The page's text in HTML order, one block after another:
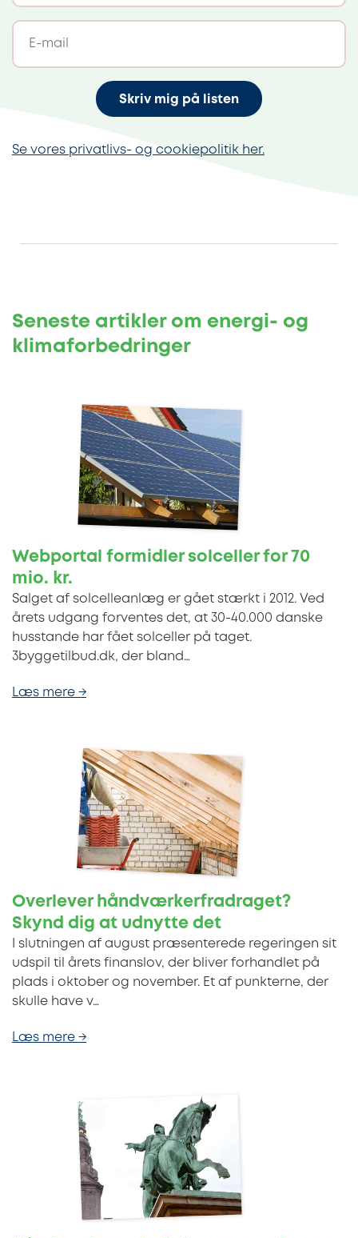
Skriv mig på listen
Se vores privatlivs- og cookiepolitik her.
Seneste artikler om energi- og
klimaforbedringer
Webportal formidler solceller for 70
mio. kr.
Salget af solcelleanlæg er gået stærkt i 2012. Ved
årets udgang forventes det, at 30-40.000 danske
husstande har fået solceller på taget.
3byggetilbud.dk, der bland…
Læs mere →
Overlever håndværkerfradraget?
Skynd dig at udnytte det
I slutningen af august præsenterede regeringen sit
udspil til årets finanslov, der bliver forhandlet på
plads i oktober og november. Et af punkterne, der
skulle have v…
Læs mere →